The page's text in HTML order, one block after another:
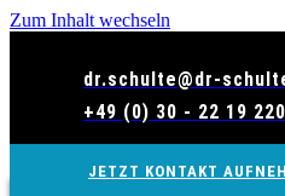
Zum Inhalt wechseln
dr.schulte@dr-
+49 (0) 30 - 22 19
JETZT KONTAKT